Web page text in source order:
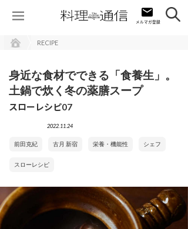
RECIPE
身近な食材でできる「食養生」。
土鍋で炊く冬の薬膳スープ
スローレシピ07
2022.11.24
前田克紀 古月 新宿 栄養・機能性 シェフ
スローレシピ